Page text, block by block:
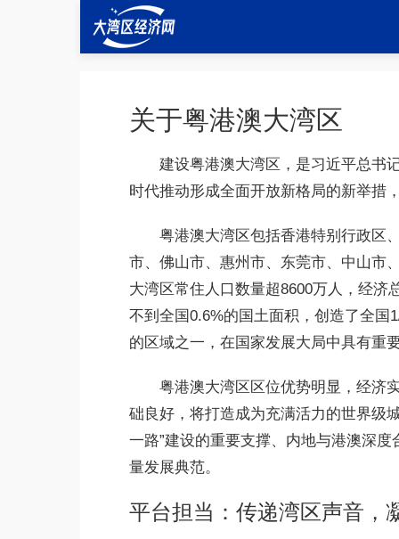
关于粤港澳大湾区
建设粤港澳大湾区，是习近平总书记
时代推动形成全面开放新格局的新举措
粤港澳大湾区包括香港特别行政区
市、佛山市、惠州市、东莞市、中山市
大湾区常住人口数量超8600万人，经济
不到全国0.6%的国土面积，创造了全
的区域之一，在国家发展大局中具有重
粤港澳大湾区区位优势明显，经济
础良好，将打造成为充满活力的世界级
一路”建设的重要支撑、内地与港澳深
量发展典范。
平台担当：传递湾区声音，